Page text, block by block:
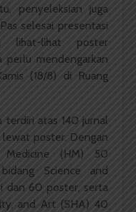
penyeleksian juga
selesai presentasi
lihat-lihat poster
mendengarkan
(18/8) di Ruang
terdiri atas 140 jurnal
lewat poster. Dengan
(HM) 50
Science and
dan 60 poster, serta
and Art (SHA) 40